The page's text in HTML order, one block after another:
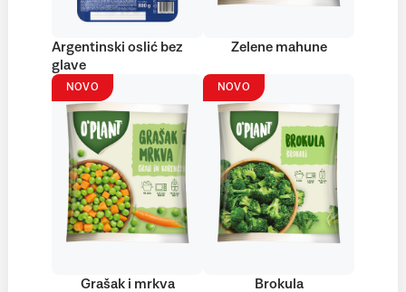
Argentinski oslić bez
glave
Zelene mahune
NOVO
Grašak i mrkva
NOVO
Brokula